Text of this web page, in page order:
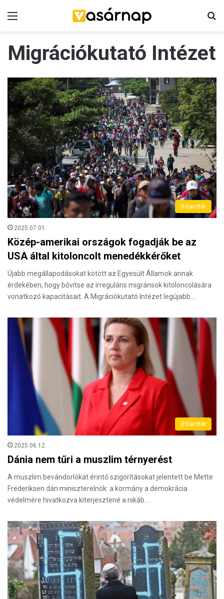
Migrációkutató Intézet
(H)arctér
2025.07.01.
Közép-amerikai országok fogadják be az
USA által kitoloncolt menedékkérőket
Újabb megállapodásokat kötött az Egyesült Államok annak
érdekében, hogy bővítse az irreguláris migránsok kitoloncolására
vonat­kozó kapacitásait. A Migrációkutató Intézet legújabb…
(H)arctér
2025.06.12.
Dánia nem tűri a muszlim térnyerést
A muszlim bevándorlókat érintő szigorításokat jelentett be Mette
Frederiksen dán miniszterel­nök: a kormány a demokrácia
védelmére hivat­kozva kiterjesztené a nikáb…